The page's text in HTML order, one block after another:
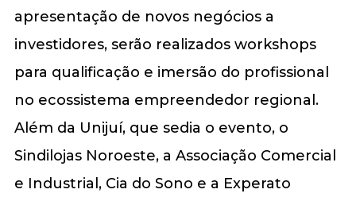
apresentação de novos negócios a
investidores, serão realizados workshops
para qualificação e imersão do profissional
no ecossistema empreendedor regional.
Além da Unijuí, que sedia o evento, o
Sindilojas Noroeste, a Associação Comercial
e Industrial, Cia do Sono e a Experato